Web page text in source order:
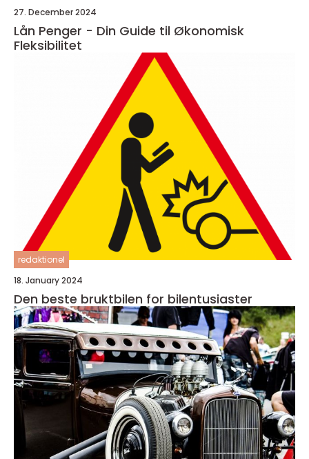
27. December 2024
Lån Penger - Din Guide til Økonomisk
Fleksibilitet
redaktionel
18. January 2024
Den beste bruktbilen for bilentusiaster